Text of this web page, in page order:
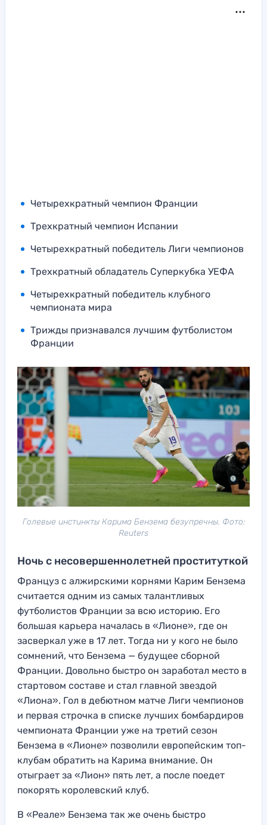
Четырехкратный чемпион Франции
Трехкратный чемпион Испании
Четырехкратный победитель Лиги чемпионов
Трехкратный обладатель Суперкубка УЕФА
Четырехкратный победитель клубного
чемпионата мира
Трижды признавался лучшим футболистом
Франции
Голевые инстинкты Карима Бензема безупречны. Фото:
Reuters
Ночь с несовершеннолетней проституткой
Француз с алжирскими корнями Карим Бензема
считается одним из самых талантливых
футболистов Франции за всю историю. Его
большая карьера началась в «Лионе», где он
засверкал уже в 17 лет. Тогда ни у кого не было
сомнений, что Бензема — будущее сборной
Франции. Довольно быстро он заработал место в
стартовом составе и стал главной звездой
«Лиона». Гол в дебютном матче Лиги чемпионов
и первая строчка в списке лучших бомбардиров
чемпионата Франции уже на третий сезон
Бензема в «Лионе» позволили европейским топ-
клубам обратить на Карима внимание. Он
отыграет за «Лион» пять лет, а после поедет
покорять королевский клуб.
В «Реале» Бензема так же очень быстро